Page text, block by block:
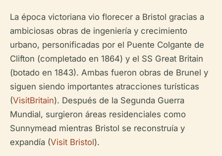
La época victoriana vio florecer a Bristol gracias a
ambiciosas obras de ingeniería y crecimiento
urbano, personificadas por el Puente Colgante de
Clifton (completado en 1864) y el SS Great Britain
(botado en 1843). Ambas fueron obras de Brunel y
siguen siendo importantes atracciones turísticas
(VisitBritain). Después de la Segunda Guerra
Mundial, surgieron áreas residenciales como
Sunnymead mientras Bristol se reconstruía y
expandía (Visit Bristol).